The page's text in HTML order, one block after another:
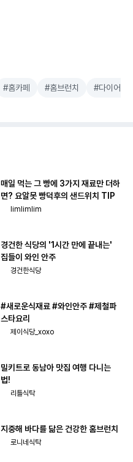
#홈카페 #홈브런치 #다이어트
매일 먹는 그 빵에 3가지 재료만 더하
면? 요알못 빵덕후의 샌드위치 TIP
limlimlim
경건한 식당의 '1시간 만에 끝내는'
집들이 와인 안주
경건한식당
#새로운식재료 #와인안주 #제철파
스타요리
제이식당_xoxo
밀키트로 동남아 맛집 여행 다니는
법!
리틀식탁
지중해 바다를 닮은 건강한 홈브런치
로니네식탁